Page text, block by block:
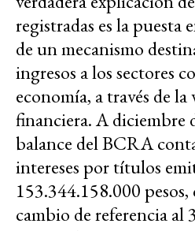
registradas es la
de un mecanismo
ingresos a los sectores
economía, a través de
financiera. A diciembre
balance del BCRA
intereses por títulos
153.344.158.000
cambio de referencia al